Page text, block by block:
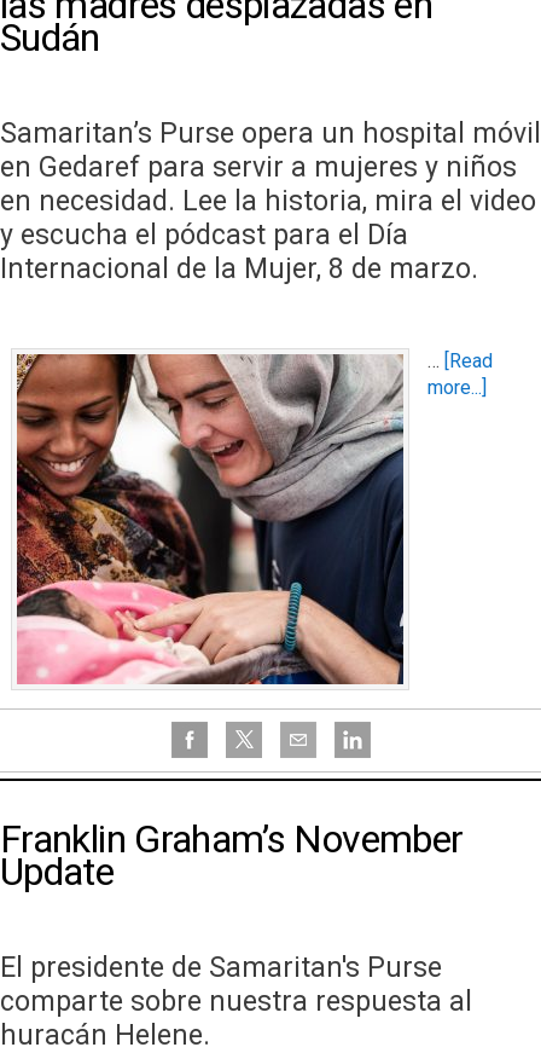
Sudán
Samaritan’s Purse opera un hospital móvil
en Gedaref para servir a mujeres y niños
en necesidad. Lee la historia, mira el video
y escucha el pódcast para el Día
Internacional de la Mujer, 8 de marzo.
… [Read
more...]
Franklin Graham’s November
Update
El presidente de Samaritan's Purse
comparte sobre nuestra respuesta al
huracán Helene.